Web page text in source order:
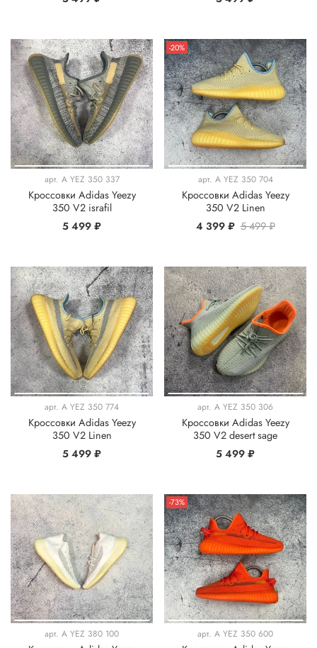
арт. A YEZ 350 337
Кроссовки Adidas Yeezy
350 V2 israfil
5 499 ₽
-20%
арт. A YEZ 350 704
Кроссовки Adidas Yeezy
350 V2 Linen
4 399 ₽ 5 499 ₽
арт. A YEZ 350 774
Кроссовки Adidas Yeezy
350 V2 Linen
5 499 ₽
арт. A YEZ 350 306
Кроссовки Adidas Yeezy
350 V2 desert sage
5 499 ₽
арт. A YEZ 380 100
-73%
арт. A YEZ 350 600